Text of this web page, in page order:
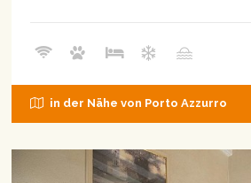
in der Nähe von Porto Azzurro